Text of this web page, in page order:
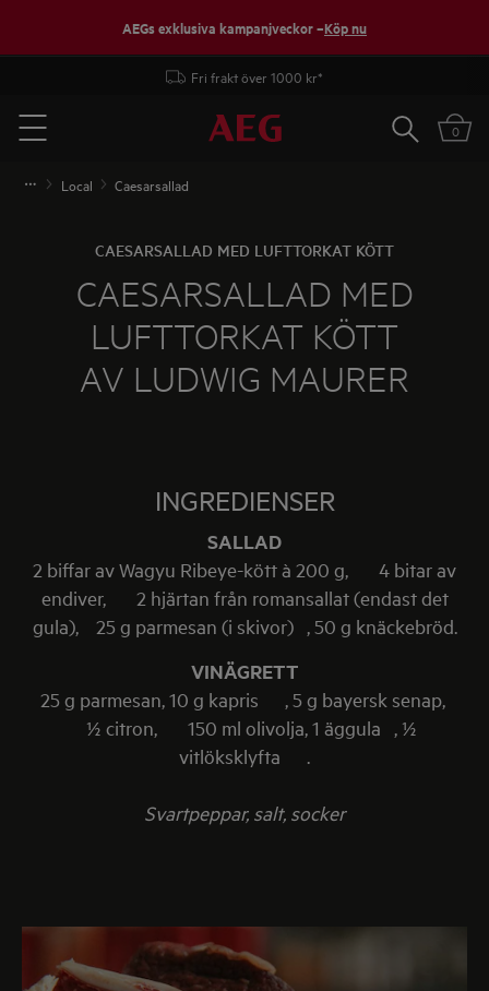
AEGs exklusiva kampanjveckor –Köp nu
Fri frakt över 1000 kr*
Menu
Sök 0
Local Caesarsallad
CAESARSALLAD MED LUFTTORKAT KÖTT
CAESARSALLAD MED
LUFTTORKAT KÖTT
AV LUDWIG MAURER
INGREDIENSER
SALLAD
2 biffar av Wagyu Ribeye-kött à 200 g, 4 bitar av
endiver, 2 hjärtan från romansallat (endast det
gula), 25 g parmesan (i skivor) , 50 g knäckebröd.
VINÄGRETT
25 g parmesan, 10 g kapris , 5 g bayersk senap,
½ citron, 150 ml olivolja, 1 äggula , ½
vitlöksklyfta .
Svartpeppar, salt, socker